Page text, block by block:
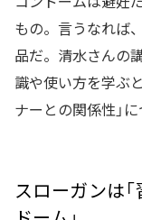
もの。言うなれば
品だ。清水さんの
識や使い方を学ぶ
ナーとの関係性」
スローガンは